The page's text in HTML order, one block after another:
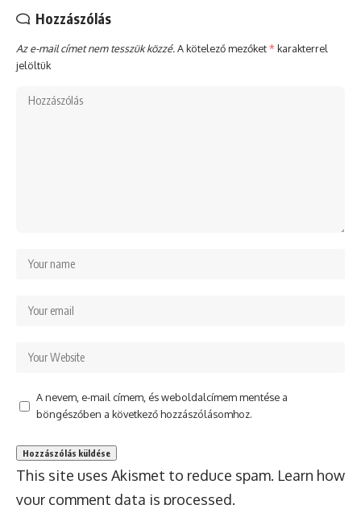
Hozzászólás
Az e-mail címet nem tesszük közzé.A kötelező mezőket* karakterrel
jelöltük
A nevem, e-mail címem, és weboldalcímem mentése a
böngészőben a következő hozzászólásomhoz.
This site uses Akismet to reduce spam. Learn how
your comment data is processed.